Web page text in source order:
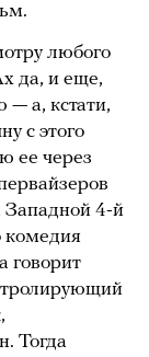
любого
да, и еще,
— а, кстати,
с этого
ее через
Западной 4-й
комедия
говорит
Тогда